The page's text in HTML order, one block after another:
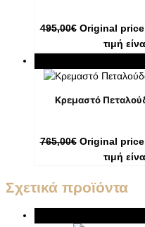
495,00€ Original
τιμή
Κρεμαστό
765,00€ Original
τιμή
Σχετικά προϊόντα